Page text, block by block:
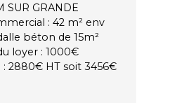
SUR GRANDE
: 42 m² env
béton de 15m²
loyer : 1000€
2880€ HT soit 3456€